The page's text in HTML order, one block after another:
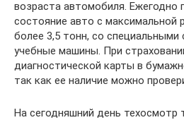
возраста автомобиля. Ежегодно
состояние авто с максимальной
более 3,5 тонн, со специальными
учебные машины. При
диагностической карты в
так как ее наличие можно
На сегодняшний день техосмотр